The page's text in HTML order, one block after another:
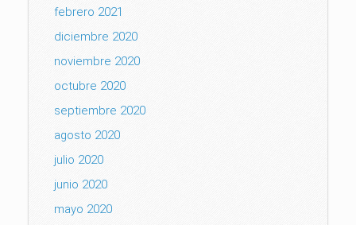
febrero 2021
diciembre 2020
noviembre 2020
octubre 2020
septiembre 2020
agosto 2020
julio 2020
junio 2020
mayo 2020